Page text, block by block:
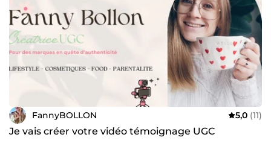
FannyBOLLON 5,0 (11)
Je vais créer votre vidéo témoignage UGC